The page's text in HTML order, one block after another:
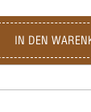
Pistole • BC-
Training /
/
IN DEN